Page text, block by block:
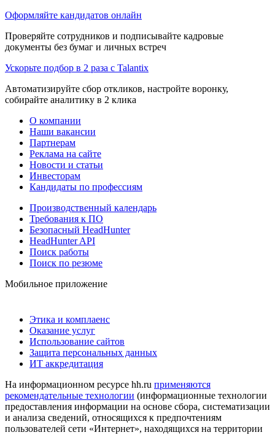
Оформляйте кандидатов онлайн
Проверяйте сотрудников и подписывайте кадровые
документы без бумаг и личных встреч
Ускорьте подбор в 2 раза с Talantix
Автоматизируйте сбор откликов, настройте воронку,
собирайте аналитику в 2 клика
О компании
Наши вакансии
Партнерам
Реклама на сайте
Новости и статьи
Инвесторам
Кандидаты по профессиям
Производственный календарь
Требования к ПО
Безопасный HeadHunter
HeadHunter API
Поиск работы
Поиск по резюме
Мобильное приложение
Этика и комплаенс
Оказание услуг
Использование сайтов
Защита персональных данных
ИТ аккредитация
На информационном ресурсе hh.ru применяются
рекомендательные технологии (информационные технологии
предоставления информации на основе сбора, систематизации
и анализа сведений, относящихся к предпочтениям
пользователей сети «Интернет», находящихся на территории